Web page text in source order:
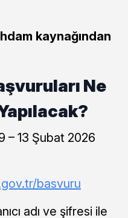
kaynağından
Ne
– 13 Şubat 2026
basvuru
adı ve şifresi ile